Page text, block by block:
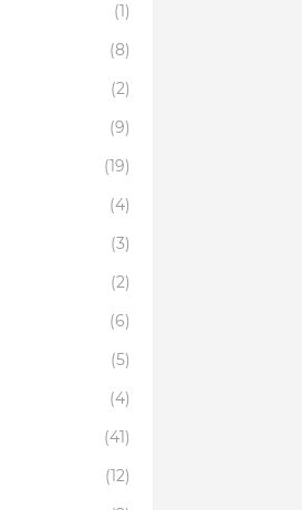
(1)
(8)
(2)
(9)
(19)
(4)
(3)
(2)
(6)
(5)
(4)
(41)
(12)